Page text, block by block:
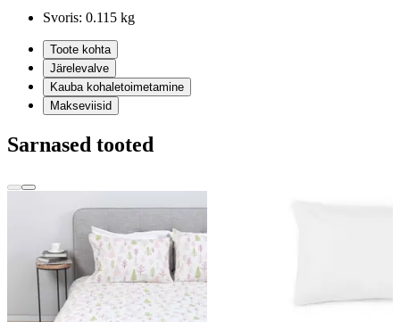
Svoris: 0.115 kg
Toote kohta
Järelevalve
Kauba kohaletoimetamine
Makseviisid
Sarnased tooted